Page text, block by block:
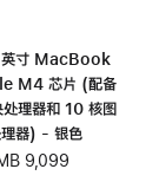
英寸 MacBook
M4 芯片 (配备
理器和 10 核图
理器) - 银色
9,099